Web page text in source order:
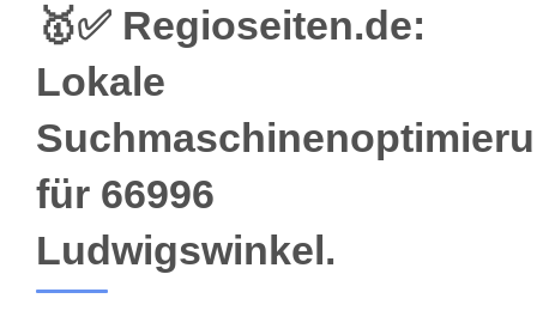
🥇✅ Regioseiten.de:
Lokale
für 66996
Ludwigswinkel.